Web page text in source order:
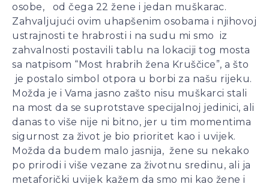
osobe, od čega 22 žene i jedan muškarac.
Zahvaljujući ovim uhapšenim osobama i njihovoj
ustrajnosti te hrabrosti i na sudu mi smo iz
zahvalnosti postavili tablu na lokaciji tog mosta
sa natpisom “Most hrabrih žena Kruščice”, a što
je postalo simbol otpora u borbi za našu rijeku.
Možda je i Vama jasno zašto nisu muškarci stali
na most da se suprotstave specijalnoj jedinici, ali
danas to više nije ni bitno, jer u tim momentima
sigurnost za život je bio prioritet kao i uvijek.
Možda da budem malo jasnija, žene su nekako
po prirodi i više vezane za životnu sredinu, ali ja
metaforički uvijek kažem da smo mi kao žene i